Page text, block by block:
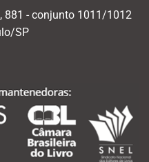
881 - conjunto 1011/1012
SP